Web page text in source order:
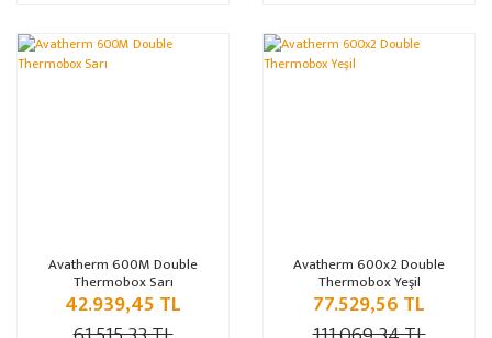
Avatherm 600M Double
Thermobox Sarı
42.939,45 TL
Avatherm 600x2 Double
Thermobox Yeşil
77.529,56 TL